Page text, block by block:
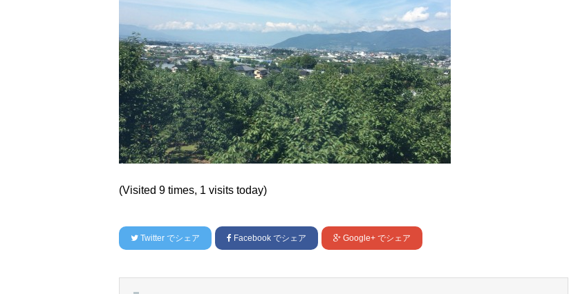
(Visited 9 times, 1 visits today)
Twitter でシェア Facebook でシェア Google+ でシェア